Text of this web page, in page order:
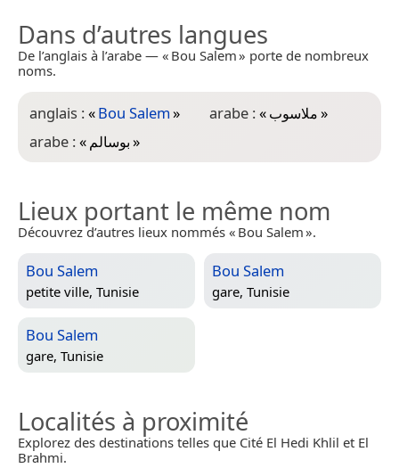
Dans d’autres langues
De l’anglais à l’arabe — « Bou Salem » porte de nombreux
noms.
anglais :«Bou Salem»
arabe :«بوسالم»
arabe :«ملاسوب»
Lieux portant le même nom
Découvrez d’autres lieux nommés « Bou Salem ».
Bou Salem
petite ville, Tunisie
Bou Salem
gare, Tunisie
Bou Salem
gare, Tunisie
Localités à proximité
Explorez des destinations telles que Cité El Hedi Khlil et El
Brahmi.